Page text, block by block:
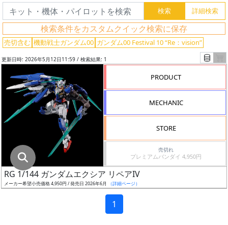
検索条件をカスタムクイック検索に保存
売切含む 機動戦士ガンダム00 ガンダム00 Festival 10 “Re：vision”
グ
レ
ド
ス
ル
成
形
色
更新日時: 2026年5月12日11:59 / 検索結果: 1
PRODUCT
MECHANIC
STORE
売切れ
プレミアムバンダイ 4,950円
RG 1/144 ガンダムエクシア リペアIV
メーカー希望小売価格 4,950円 / 発売日 2026年6月 （詳細ページ）
1